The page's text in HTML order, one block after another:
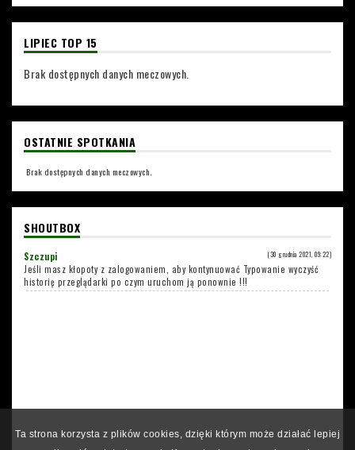
LIPIEC TOP 15
Brak dostępnych danych meczowych.
OSTATNIE SPOTKANIA
Brak dostępnych danych meczowych.
SHOUTBOX
Szczupi (30 grudnia 2021, 09:22)
Jeśli masz kłopoty z zalogowaniem, aby kontynuować Typowanie wyczyść
historię przeglądarki po czym uruchom ją ponownie !!!
Ta strona korzysta z plików cookies, dzięki którym może działać lepiej